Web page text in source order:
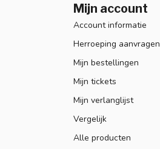
Mijn account
Account informatie
Herroeping aanvragen
Mijn bestellingen
Mijn tickets
Mijn verlanglijst
Vergelijk
Alle producten